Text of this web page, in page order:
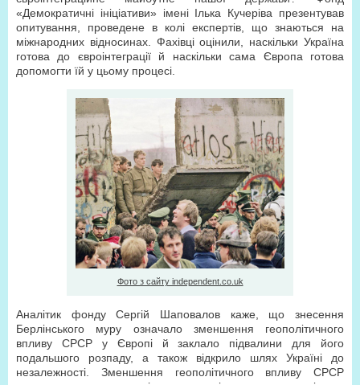
«Демократичні ініціативи» імені Ілька Кучеріва презентував
опитування, проведене в колі експертів, що знаються на
міжнародних відносинах. Фахівці оцінили, наскільки Україна
готова до євроінтеграції й наскільки сама Європа готова
допомогти їй у цьому процесі.
Фото з сайту independent.co.uk
Аналітик фонду Сергій Шаповалов каже, що знесення
Берлінського муру означало зменшення геополітичного
впливу СРСР у Європі й заклало підвалини для його
подальшого розпаду, а також відкрило шлях Україні до
незалежності. Зменшення геополітичного впливу СРСР